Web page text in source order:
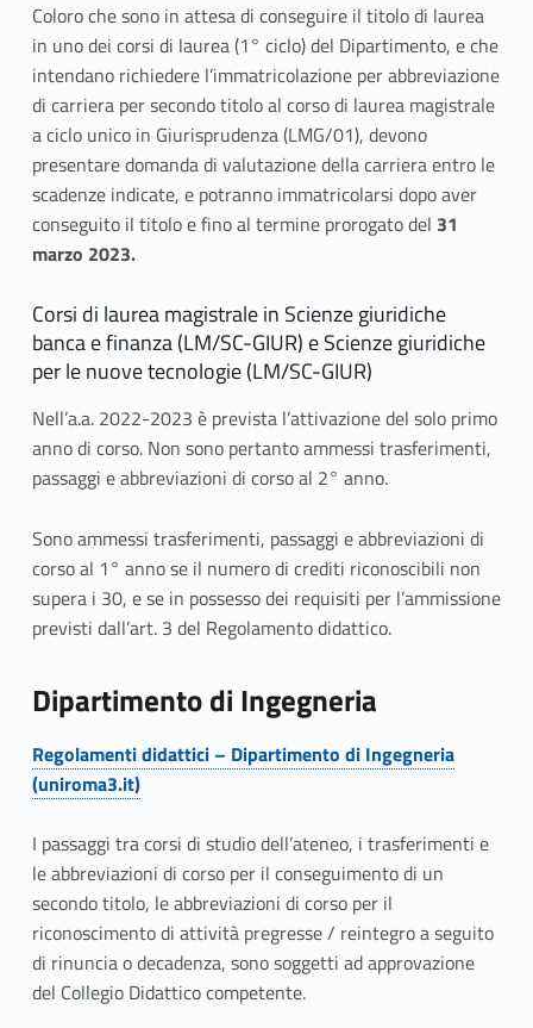
Coloro che sono in attesa di conseguire il titolo di laurea
in uno dei corsi di laurea (1° ciclo) del Dipartimento, e che
intendano richiedere l’immatricolazione per abbreviazione
di carriera per secondo titolo al corso di laurea magistrale
a ciclo unico in Giurisprudenza (LMG/01), devono
presentare domanda di valutazione della carriera entro le
scadenze indicate, e potranno immatricolarsi dopo aver
conseguito il titolo e fino al termine prorogato del 31
marzo 2023.
Corsi di laurea magistrale in Scienze giuridiche
banca e finanza (LM/SC-GIUR) e Scienze giuridiche
per le nuove tecnologie (LM/SC-GIUR)
Nell’a.a. 2022-2023 è prevista l’attivazione del solo primo
anno di corso. Non sono pertanto ammessi trasferimenti,
passaggi e abbreviazioni di corso al 2° anno.
Sono ammessi trasferimenti, passaggi e abbreviazioni di
corso al 1° anno se il numero di crediti riconoscibili non
supera i 30, e se in possesso dei requisiti per l’ammissione
previsti dall’art. 3 del Regolamento didattico.
Dipartimento di Ingegneria
Regolamenti didattici – Dipartimento di Ingegneria
(uniroma3.it)
I passaggi tra corsi di studio dell’ateneo, i trasferimenti e
le abbreviazioni di corso per il conseguimento di un
secondo titolo, le abbreviazioni di corso per il
riconoscimento di attività pregresse / reintegro a seguito
di rinuncia o decadenza, sono soggetti ad approvazione
del Collegio Didattico competente.